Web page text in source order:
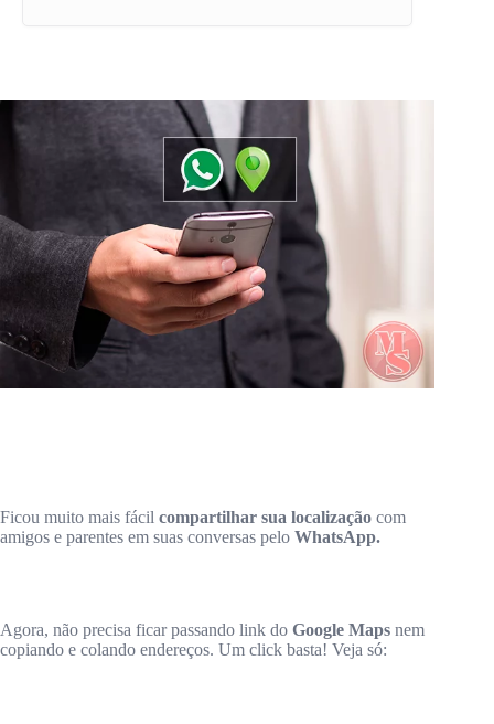
Ficou muito mais fácil compartilhar sua localização com
amigos e parentes em suas conversas pelo WhatsApp.
Agora, não precisa ficar passando link do Google Maps nem
copiando e colando endereços. Um click basta! Veja só: